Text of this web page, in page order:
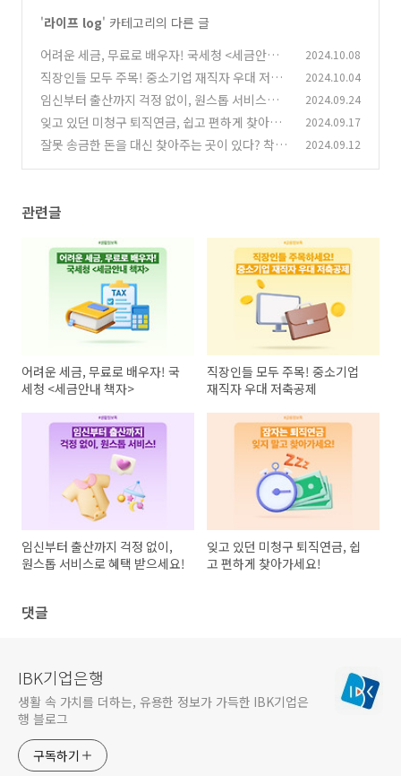
'라이프 log' 카테고리의 다른 글
어려운 세금, 무료로 배우자! 국세청 <세금안내
책자> (9)
2024.10.08
직장인들 모두 주목! 중소기업 재직자 우대 저축
공제
(4)
2024.10.04
임신부터 출산까지 걱정 없이, 원스톱 서비스로
혜택 받으세요! (5)
2024.09.24
잊고 있던 미청구 퇴직연금, 쉽고 편하게 찾아가
세요! (3)
2024.09.17
잘못 송금한 돈을 대신 찾아주는 곳이 있다? 착오
2024.09.12
관련글
어려운 세금, 무료로 배우자! 국
세청 <세금안내 책자>
직장인들 모두 주목! 중소기업
재직자 우대 저축공제
임신부터 출산까지 걱정 없이,
원스톱 서비스로 혜택 받으세요!
잊고 있던 미청구 퇴직연금, 쉽
고 편하게 찾아가세요!
댓글
IBK기업은행
생활 속 가치를 더하는, 유용한 정보가 가득한 IBK기업은
행 블로그
구독하기